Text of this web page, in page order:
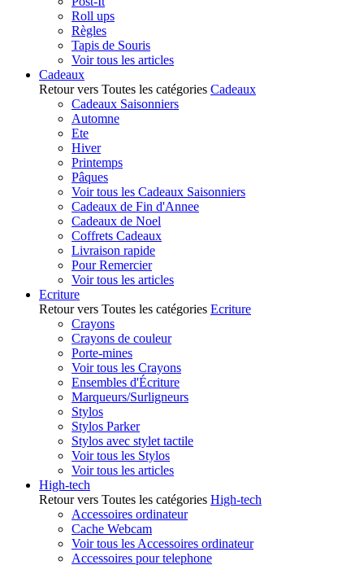
Roll ups
Règles
Tapis de Souris
Voir tous les articles
Cadeaux
Retour vers Toutes les catégories Cadeaux
Cadeaux Saisonniers
Automne
Ete
Hiver
Printemps
Pâques
Voir tous les Cadeaux Saisonniers
Cadeaux de Fin d'Annee
Cadeaux de Noel
Coffrets Cadeaux
Livraison rapide
Pour Remercier
Voir tous les articles
Ecriture
Retour vers Toutes les catégories Ecriture
Crayons
Crayons de couleur
Porte-mines
Voir tous les Crayons
Ensembles d'Écriture
Marqueurs/Surligneurs
Stylos
Stylos Parker
Stylos avec stylet tactile
Voir tous les Stylos
Voir tous les articles
High-tech
Retour vers Toutes les catégories High-tech
Accessoires ordinateur
Cache Webcam
Voir tous les Accessoires ordinateur
Accessoires pour telephone